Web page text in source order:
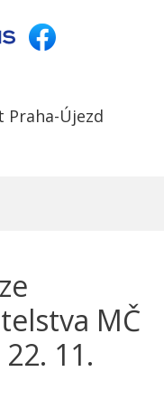
Praha-Újezd
MČ
11.